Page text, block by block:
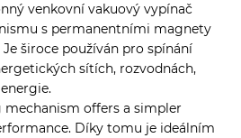
venkovní vakuový vypínač
s permanentními magnety
široce používán pro spínání
sítích, rozvodnách,
offers a simpler
Díky tomu je ideálním